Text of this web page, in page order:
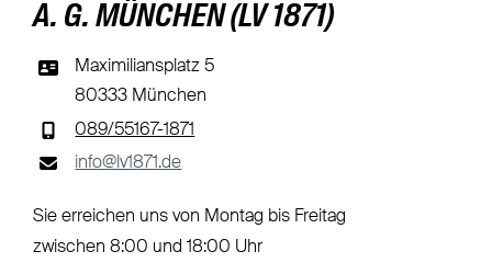
A. G. MÜNCHEN (LV 1871)
Maximiliansplatz 5
80333 München
089/55167-1871
info@lv1871.de
Sie erreichen uns von Montag bis Freitag
zwischen 8:00 und 18:00 Uhr